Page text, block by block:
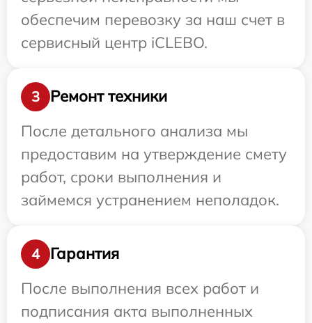
обеспечим перевозку за наш счет в
сервисный центр iCLEBO.
3
Ремонт техники
После детального анализа мы
предоставим на утверждение смету
работ, сроки выполнения и
займемся устранением неполадок.
4
Гарантия
После выполнения всех работ и
подписания акта выполненных